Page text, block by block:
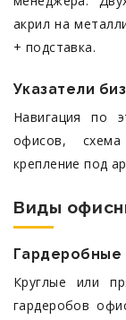
акрил на
+ подставка.
Указатели
Навигация по
офисов,
крепление под
Виды
Гардеробные
Круглые или
гардеробов